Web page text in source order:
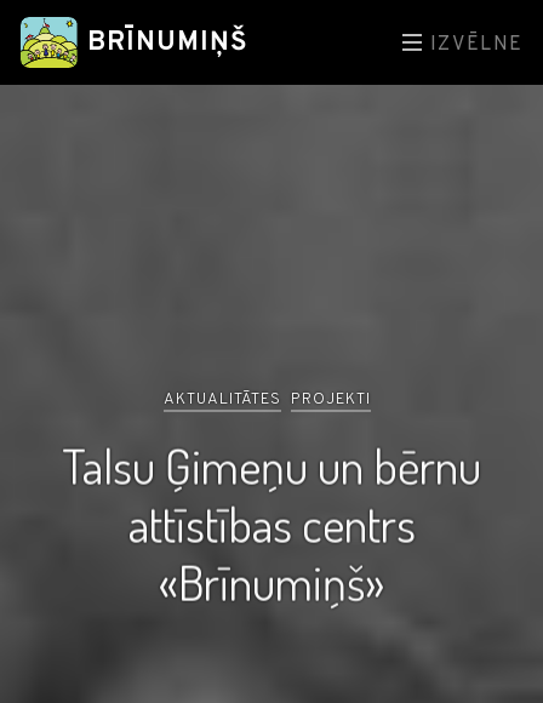
BRĪNUMIŅŠ IZVĒLNE
AKTUALITĀTES PROJEKTI
Talsu Ģimeņu un bērnu
attīstības centrs
«Brīnumiņš»